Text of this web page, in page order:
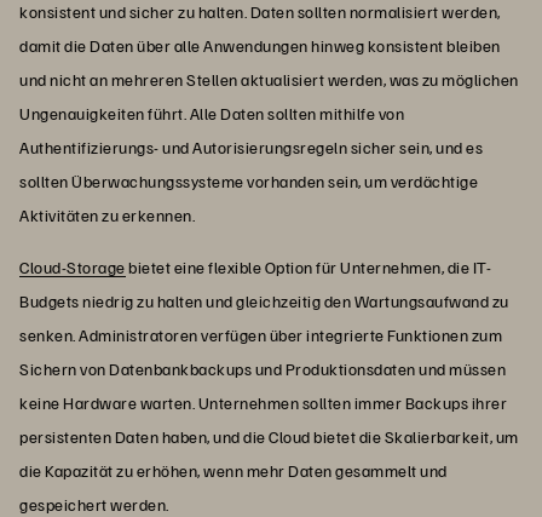
konsistent und sicher zu halten. Daten sollten normalisiert werden,
damit die Daten über alle Anwendungen hinweg konsistent bleiben
und nicht an mehreren Stellen aktualisiert werden, was zu möglichen
Ungenauigkeiten führt. Alle Daten sollten mithilfe von
Authentifizierungs- und Autorisierungsregeln sicher sein, und es
sollten Überwachungssysteme vorhanden sein, um verdächtige
Aktivitäten zu erkennen.
Cloud-Storagebietet eine flexible Option für Unternehmen, die IT-
Budgets niedrig zu halten und gleichzeitig den Wartungsaufwand zu
senken. Administratoren verfügen über integrierte Funktionen zum
Sichern von Datenbankbackups und Produktionsdaten und müssen
keine Hardware warten. Unternehmen sollten immer Backups ihrer
persistenten Daten haben, und die Cloud bietet die Skalierbarkeit, um
die Kapazität zu erhöhen, wenn mehr Daten gesammelt und
gespeichert werden.